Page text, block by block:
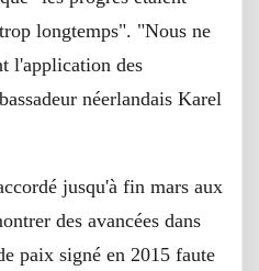
longtemps". "Nous ne
l'application des
néerlandais Karel
jusqu'à fin mars aux
des avancées dans
paix signé en 2015 faute